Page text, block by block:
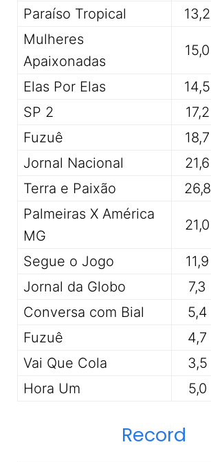
Paraíso Tropical
13,2
Mulheres
Apaixonadas
15,0
Elas Por Elas 14,5
SP 2
17,2
Fuzuê
18,7
Jornal Nacional
21,6
Terra e Paixão
26,8
Palmeiras X América
MG
21,0
Segue o Jogo 11,9
Jornal da Globo
7,3
Conversa com Bial
5,4
Fuzuê
4,7
Vai Que Cola
3,5
Hora Um
5,0
Record